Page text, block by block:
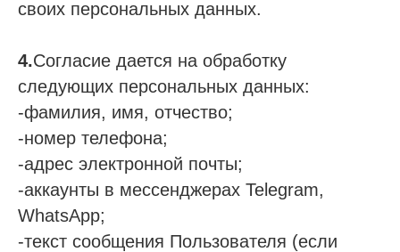
своих персональных данных.
4.Согласие дается на обработку
следующих персональных данных:
-фамилия, имя, отчество;
-номер телефона;
-адрес электронной почты;
-аккаунты в мессенджерах Telegram,
WhatsApp;
-текст сообщения Пользователя (если